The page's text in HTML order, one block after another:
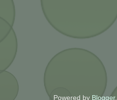
Powered by Blogger.